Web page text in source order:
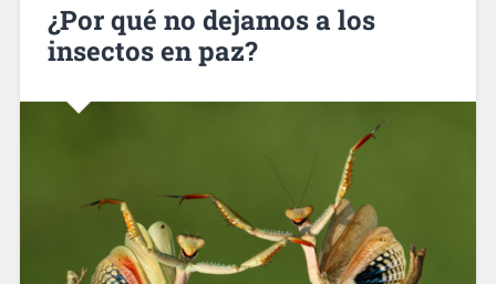
¿Por qué no dejamos a los
insectos en paz?